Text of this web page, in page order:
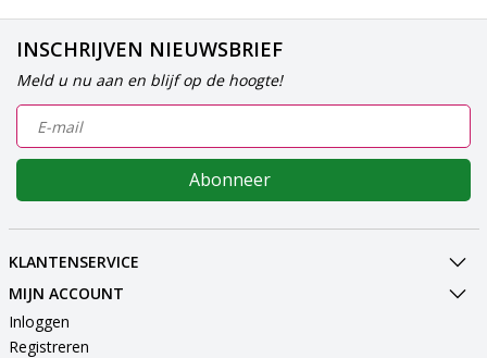
INSCHRIJVEN NIEUWSBRIEF
Meld u nu aan en blijf op de hoogte!
Abonneer
KLANTENSERVICE
MIJN ACCOUNT
Inloggen
Registreren